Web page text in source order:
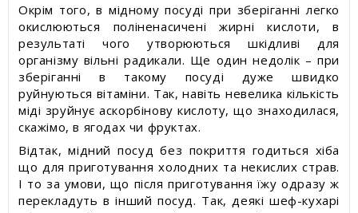
Окрім того, в мідному посуді при зберіганні легко
окислюються поліненасичені жирні кислоти, в
результаті чого утворюються шкідливі для
організму вільні радикали. Ще один недолік – при
зберіганні в такому посуді дуже швидко
руйнуються вітаміни. Так, навіть невелика кількість
міді зруйнує аскорбінову кислоту, що знаходилася,
скажімо, в ягодах чи фруктах.
Відтак, мідний посуд без покриття годиться хіба
що для приготування холодних та некислих страв.
І то за умови, що після приготування їжу одразу ж
перекладуть в інший посуд. Так, деякі шеф-кухарі